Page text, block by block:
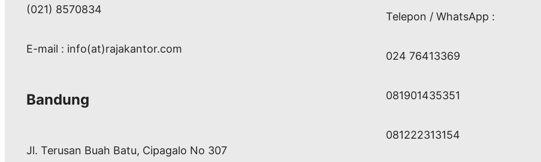
(021) 8570834
E-mail : info(at)rajakantor.com
Bandung
Jl. Terusan Buah Batu, Cipagalo No 307
Telepon / WhatsApp :
024 76413369
081901435351
081222313154